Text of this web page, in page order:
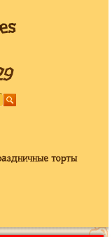
торты